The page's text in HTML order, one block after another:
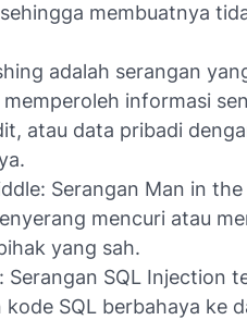
membuatnya
adalah serangan
informasi
atau data pribadi
Serangan Man in
mencuri atau
yang sah.
Serangan SQL Injection
SQL berbahaya ke